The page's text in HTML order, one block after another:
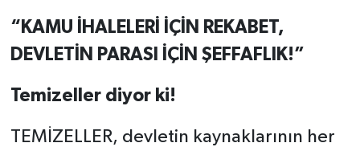
“KAMU İHALELERİ İÇİN REKABET,
DEVLETİN PARASI İÇİN ŞEFFAFLIK!”
Temizeller diyor ki!
TEMİZELLER, devletin kaynaklarının her